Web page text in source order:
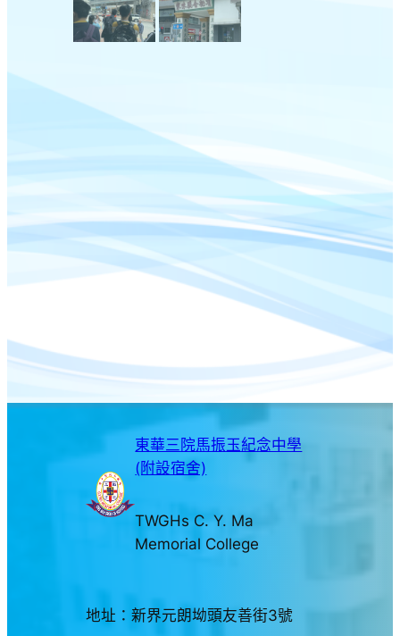
東華三院馬振玉紀念中學
(附設宿舍)
TWGHs C. Y. Ma
Memorial College
地址：新界元朗坳頭友善街3號